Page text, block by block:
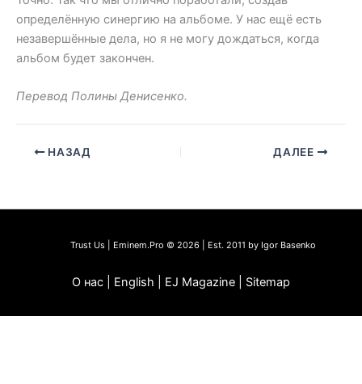
определённую синергию на альбоме. У нас ещё есть
незавершённые дела, но я не могу дождаться, когда
альбом будет закончен.
Перевод Полины Денисенко.
НАЗАД ДАЛЕЕ
Trust Us | Eminem.Pro © 2026 | Est. 2011 by Igor Basenko
О нас | English | EJ Magazine | Sitemap